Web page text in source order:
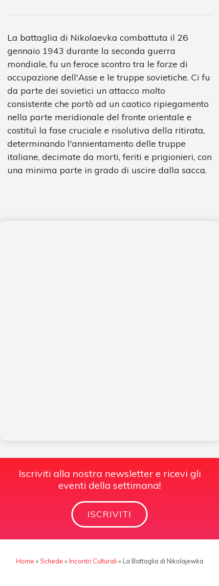
La battaglia di Nikolaevka combattuta il 26
gennaio 1943 durante la seconda guerra
mondiale, fu un feroce scontro tra le forze di
occupazione dell'Asse e le truppe sovietiche. Ci fu
da parte dei sovietici un attacco molto
consistente che portò ad un caotico ripiegamento
nella parte meridionale del fronte orientale e
costituì la fase cruciale e risolutiva della ritirata,
determinando l'annientamento delle truppe
italiane, decimate da morti, feriti e prigionieri, con
una minima parte in grado di uscire dalla sacca.
Iscriviti alla nostra newsletter e ricevi gli
eventi della settimana!
ISCRIVITI
Home »Schede »Incontri Culturali » La Battaglia di Nikolajewka